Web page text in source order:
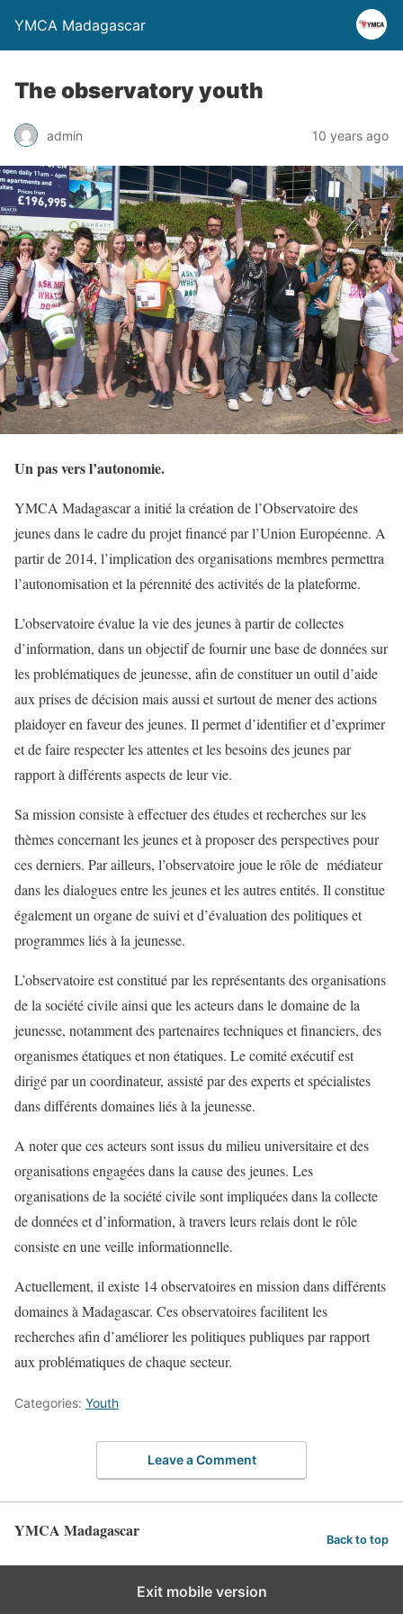
YMCA Madagascar
The observatory youth
admin 10 years ago
Un pas vers l’autonomie.
YMCA Madagascar a initié la création de l’Observatoire des
jeunes dans le cadre du projet financé par l’Union Européenne. A
partir de 2014, l’implication des organisations membres permettra
l’autonomisation et la pérennité des activités de la plateforme.
L’observatoire évalue la vie des jeunes à partir de collectes
d’information, dans un objectif de fournir une base de données sur
les problématiques de jeunesse, afin de constituer un outil d’aide
aux prises de décision mais aussi et surtout de mener des actions
plaidoyer en faveur des jeunes. Il permet d’identifier et d’exprimer
et de faire respecter les attentes et les besoins des jeunes par
rapport à différents aspects de leur vie.
Sa mission consiste à effectuer des études et recherches sur les
thèmes concernant les jeunes et à proposer des perspectives pour
ces derniers. Par ailleurs, l’observatoire joue le rôle de médiateur
dans les dialogues entre les jeunes et les autres entités. Il constitue
également un organe de suivi et d’évaluation des politiques et
programmes liés à la jeunesse.
L’observatoire est constitué par les représentants des organisations
de la société civile ainsi que les acteurs dans le domaine de la
jeunesse, notamment des partenaires techniques et financiers, des
organismes étatiques et non étatiques. Le comité exécutif est
dirigé par un coordinateur, assisté par des experts et spécialistes
dans différents domaines liés à la jeunesse.
A noter que ces acteurs sont issus du milieu universitaire et des
organisations engagées dans la cause des jeunes. Les
organisations de la société civile sont impliquées dans la collecte
de données et d’information, à travers leurs relais dont le rôle
consiste en une veille informationnelle.
Actuellement, il existe 14 observatoires en mission dans différents
domaines à Madagascar. Ces observatoires facilitent les
recherches afin d’améliorer les politiques publiques par rapport
aux problématiques de chaque secteur.
Categories: Youth
Leave a Comment
YMCA Madagascar Back to top
Exit mobile version